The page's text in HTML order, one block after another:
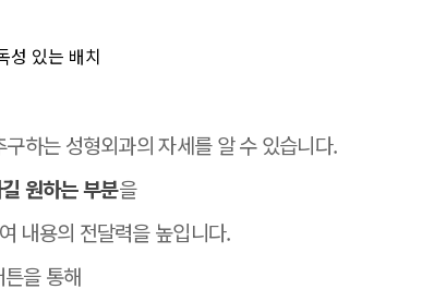
하는 성형외과의 자세를 알 수 있습니다.
원하는 부분을
내용의 전달력을 높입니다.
을 통해